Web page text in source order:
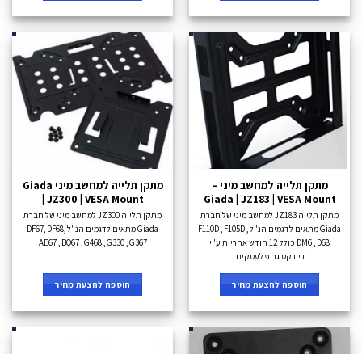
מתקן תלייה למחשב מיני –
Giada | JZ183 | VESA Mount
מתקן תלייה JZ183 למחשב מיני של חברת
Giada מתאים לדגמים הנ"ל F110D , F105D ,
DM6 , D68 כולל 12 חודש אחריות ע"י
דיירקט גרופ לעסקים.
הוספה להצעת מחיר
מתקן תלייה למחשב מיני Giada
| JZ300 | VESA Mount
מתקן תלייה JZ300 למחשב מיני של חברת
Giada מתאים לדגמים הנ"ל DF67, DF68,
AE67 , BQ67 , G468 , G330 , G367
הוספה להצעת מחיר